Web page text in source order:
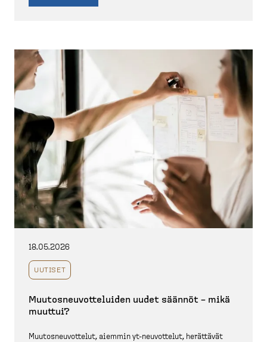
18.05.2026
UUTISET
Muutos­neu­vot­te­luiden uudet säännöt – mikä
muuttui?
Muutos­neu­vottelut, aiemmin yt-​neuvottelut, herättävät